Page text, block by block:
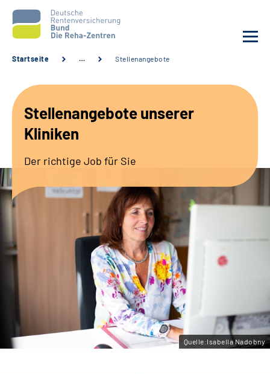
Unsere Kliniken
Sozialdienste & Zuweisende
Erweiterte Suche
Gebärdensprache
Leichte Sprache
Startseite … Stellenangebote
Stellenangebote unserer
Kliniken
Der richtige Job für Sie
Quelle:Isabella Nadobny